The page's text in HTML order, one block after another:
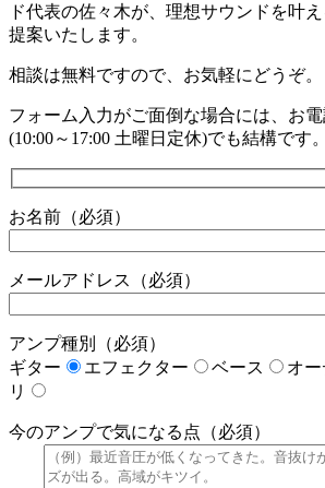
ド代表の佐々木が、理想サウンドを叶
提案いたします。
相談は無料ですので、お気軽にどうぞ。
フォーム入力がご面倒な場合には、お
(10:00～17:00 土曜日定休)でも結構です。
お名前（必須）
メールアドレス（必須）
アンプ種別（必須）
ギター
エフェクター ベース オ
リ
今のアンプで気になる点（必須）